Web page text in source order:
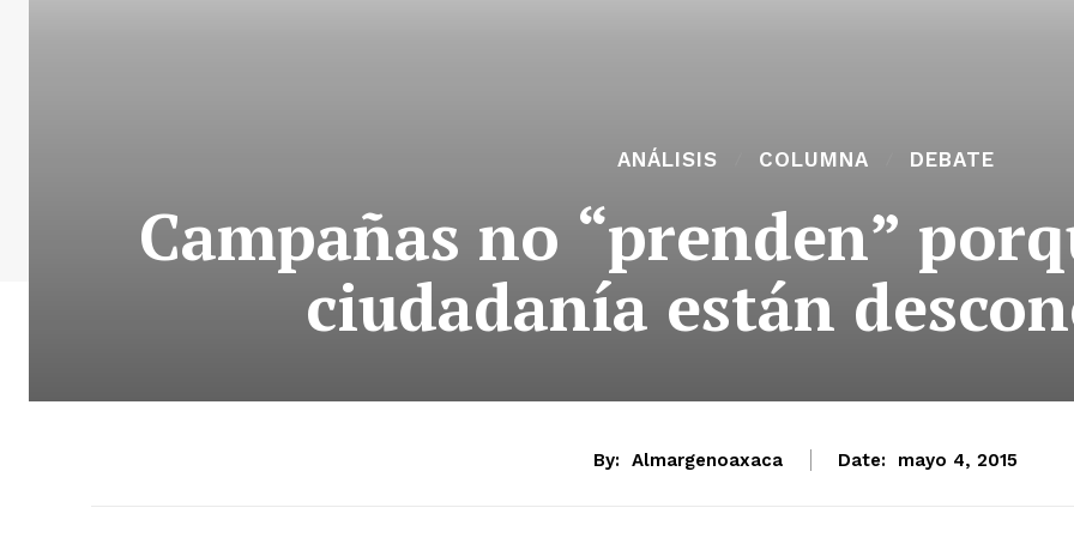
ANÁLISIS COLUMNA DEBATE
Campañas no “prenden”
ciudadanía están
By: Almargenoaxaca Date: mayo 4, 2015